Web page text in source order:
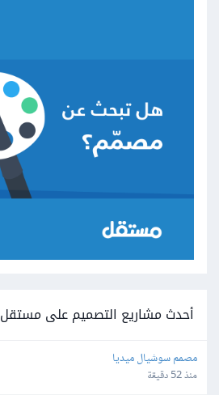
أحدث مشاريع التصميم على مستقل
مصمم سوشيال ميديا
منذ 52 دقيقة